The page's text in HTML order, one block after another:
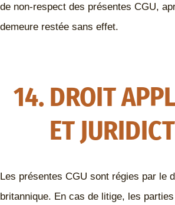
de non-respect des présentes CGU,
demeure restée sans effet.
14. DROIT
ET
Les présentes CGU sont régies par le
britannique. En cas de litige, les